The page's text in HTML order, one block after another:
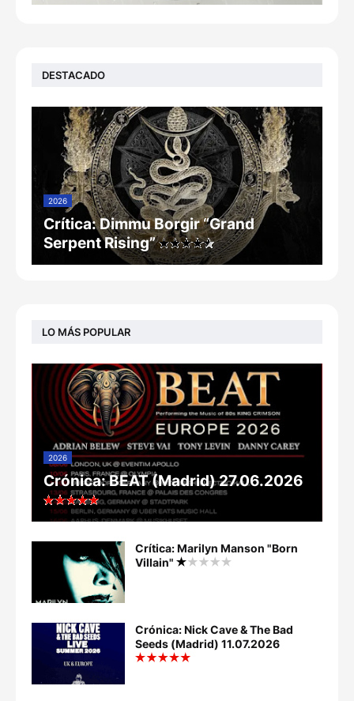
DESTACADO
2026
Crítica: Dimmu Borgir “Grand
Serpent Rising”
LO MÁS POPULAR
2026
Crónica: BEAT (Madrid) 27.06.2026
Crítica: Marilyn Manson "Born
Villain"
Crónica: Nick Cave & The Bad
Seeds (Madrid) 11.07.2026